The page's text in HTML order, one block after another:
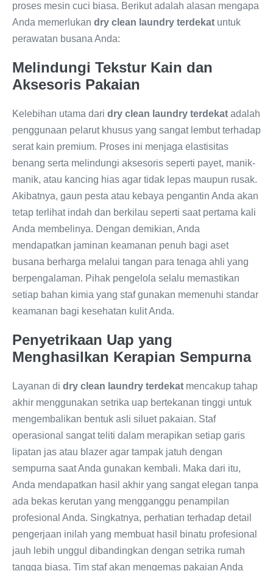
proses mesin cuci biasa. Berikut adalah alasan mengapa
Anda memerlukan dry clean laundry terdekat untuk
perawatan busana Anda:
Melindungi Tekstur Kain dan
Aksesoris Pakaian
Kelebihan utama dari dry clean laundry terdekat adalah
penggunaan pelarut khusus yang sangat lembut terhadap
serat kain premium. Proses ini menjaga elastisitas
benang serta melindungi aksesoris seperti payet, manik-
manik, atau kancing hias agar tidak lepas maupun rusak.
Akibatnya, gaun pesta atau kebaya pengantin Anda akan
tetap terlihat indah dan berkilau seperti saat pertama kali
Anda membelinya. Dengan demikian, Anda
mendapatkan jaminan keamanan penuh bagi aset
busana berharga melalui tangan para tenaga ahli yang
berpengalaman. Pihak pengelola selalu memastikan
setiap bahan kimia yang staf gunakan memenuhi standar
keamanan bagi kesehatan kulit Anda.
Penyetrikaan Uap yang
Menghasilkan Kerapian Sempurna
Layanan di dry clean laundry terdekat mencakup tahap
akhir menggunakan setrika uap bertekanan tinggi untuk
mengembalikan bentuk asli siluet pakaian. Staf
operasional sangat teliti dalam merapikan setiap garis
lipatan jas atau blazer agar tampak jatuh dengan
sempurna saat Anda gunakan kembali. Maka dari itu,
Anda mendapatkan hasil akhir yang sangat elegan tanpa
ada bekas kerutan yang mengganggu penampilan
profesional Anda. Singkatnya, perhatian terhadap detail
pengerjaan inilah yang membuat hasil binatu profesional
jauh lebih unggul dibandingkan dengan setrika rumah
tangga biasa. Tim staf akan mengemas pakaian Anda